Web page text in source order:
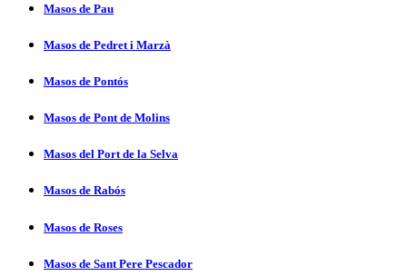
Masos de Pau
Masos de Pedret i Marzà
Masos de Pontós
Masos de Pont de Molins
Masos del Port de la Selva
Masos de Rabós
Masos de Roses
Masos de Sant Pere Pescador